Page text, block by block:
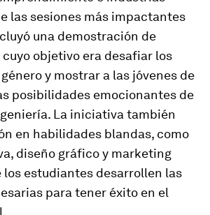
las sesiones más impactantes
una demostración de
objetivo era desafiar los
y mostrar a las jóvenes de
posibilidades emocionantes de
La iniciativa también
en habilidades blandas, como
diseño gráfico y marketing
los estudiantes desarrollen las
para tener éxito en el